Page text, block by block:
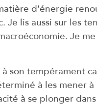
d’énergie
Je lis aussi sur les
Je
à son tempérament
à les mener
à se plonger